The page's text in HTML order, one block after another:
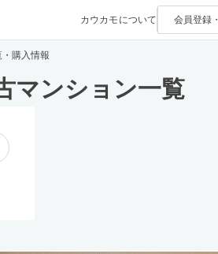
カウカモについて 会員登録・
購入情報
マンション一覧